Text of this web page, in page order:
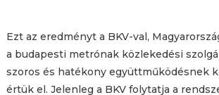
Ezt az eredményt a BKV-val,
a budapesti metrónak közlekedési
szoros és hatékony együttműködésnek
értük el. Jelenleg a BKV folytatja a